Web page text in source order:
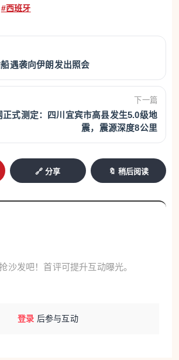
#西班牙
遇袭向伊朗发出照会
下一篇
正式测定：四川宜宾市高县发生5.0级地
震，震源深度8公里
🔗 分享 🔖 稍后阅读
沙发吧！首评可提升互动曝光。
登录 后参与互动